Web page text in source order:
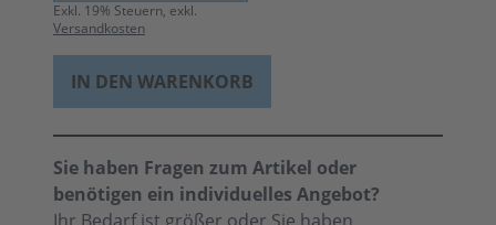
Exkl. 19% Steuern, exkl.
Versandkosten
IN DEN WARENKORB
Sie haben Fragen zum Artikel oder
benötigen ein individuelles Angebot?